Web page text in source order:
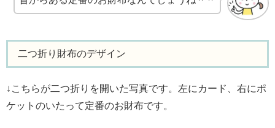
二つ折り財布のデザイン
↓こちらが二つ折りを開いた写真です。左にカード、右にポ
ケットのいたって定番のお財布です。